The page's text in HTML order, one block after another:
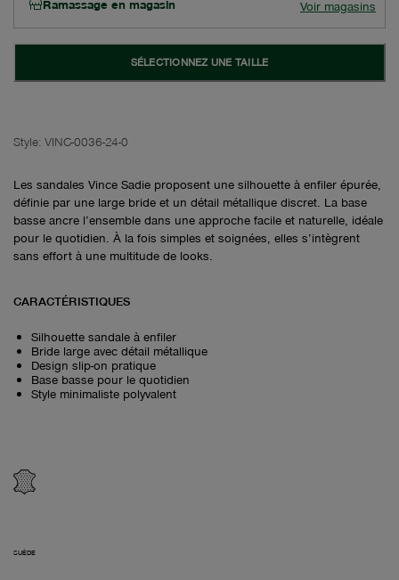
Ramassage en magasin Voir magasins
SÉLECTIONNEZ UNE TAILLE
Style: VINC-0036-24-0
Les sandales Vince Sadie proposent une silhouette à enfiler épurée,
définie par une large bride et un détail métallique discret. La base
basse ancre l’ensemble dans une approche facile et naturelle, idéale
pour le quotidien. À la fois simples et soignées, elles s’intègrent
sans effort à une multitude de looks.
CARACTÉRISTIQUES
Silhouette sandale à enfiler
Bride large avec détail métallique
Design slip-on pratique
Base basse pour le quotidien
Style minimaliste polyvalent
SUÈDE